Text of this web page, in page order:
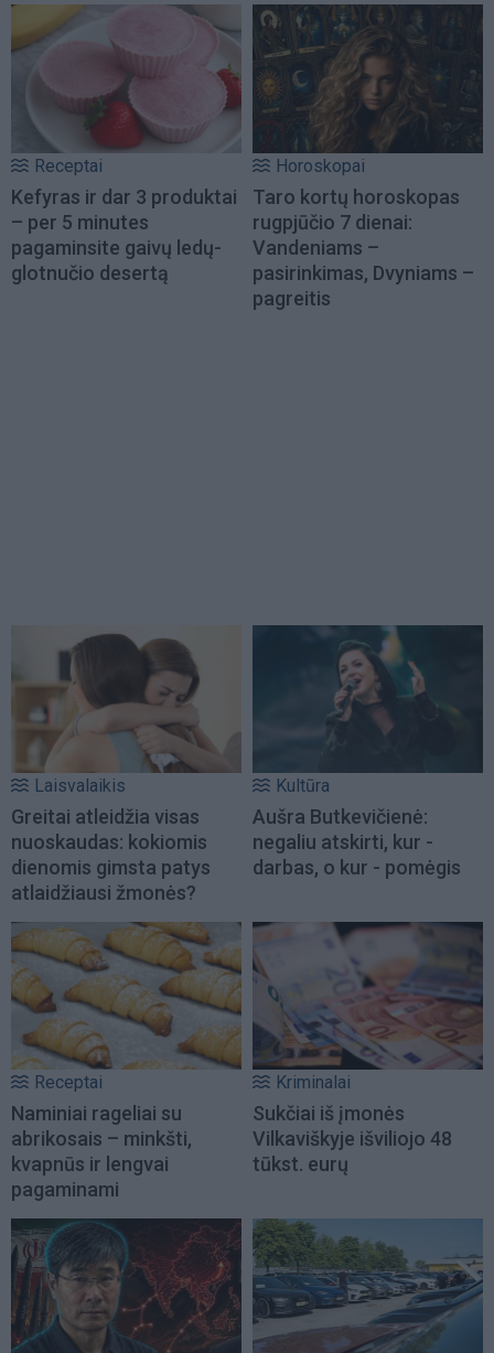
Receptai
Kefyras ir dar 3 produktai
– per 5 minutes
pagaminsite gaivų ledų-
glotnučio desertą
Horoskopai
Taro kortų horoskopas
rugpjūčio 7 dienai:
Vandeniams –
pasirinkimas, Dvyniams –
pagreitis
Laisvalaikis
Greitai atleidžia visas
nuoskaudas: kokiomis
dienomis gimsta patys
atlaidžiausi žmonės?
Kultūra
Aušra Butkevičienė:
negaliu atskirti, kur -
darbas, o kur - pomėgis
Receptai
Naminiai rageliai su
abrikosais – minkšti,
kvapnūs ir lengvai
pagaminami
Kriminalai
Sukčiai iš įmonės
Vilkaviškyje išviliojo 48
tūkst. eurų